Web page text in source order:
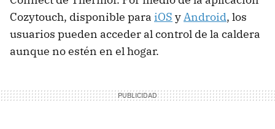
Cozytouch, disponible para iOS yAndroid, los
usuarios pueden acceder al control de la caldera
aunque no estén en el hogar.